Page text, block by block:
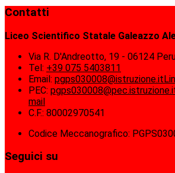
Contatti
Liceo Scientifico Statale Galeazzo
Via R. D'Andreotto, 19 - 06124
Tel: +39 075 5403811
Email: pgps030008@istruzione.it
PEC:
mail
C.F.: 80002970541
Codice Meccanografico:
Seguici su